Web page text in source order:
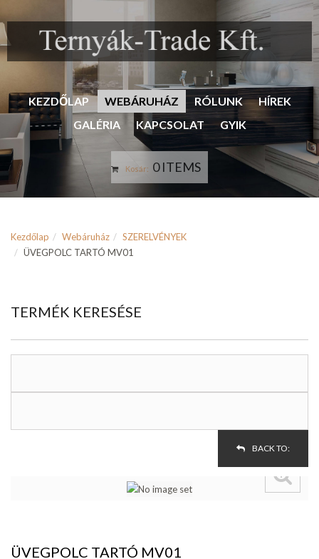
KEZDŐLAP WEBÁRUHÁZ RÓLUNK
HÍREK
GALÉRIA
KAPCSOLAT GYIK
Kosár: 0 ITEMS
Kezdőlap Webáruház
SZERELVÉNYEK
ÜVEGPOLC TARTÓ MV01
TERMÉK KERESÉSE
BACK TO:
ÜVEGPOLC TARTÓ MV01